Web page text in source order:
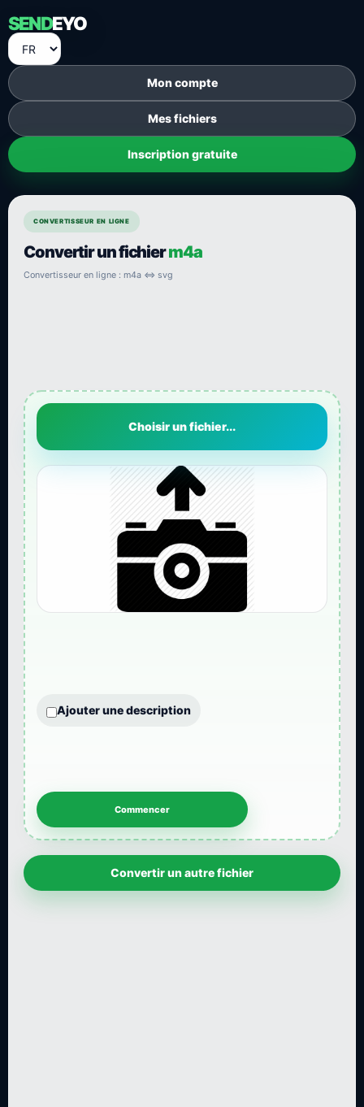
SENDEYO
Mon compte
Mes fichiers
Inscription gratuite
CONVERTISSEUR EN LIGNE
Convertir un fichierm4a
Convertisseur en ligne : m4a ⇔ svg
Choisir un fichier...
Ajouter une description
Convertir un autre fichier